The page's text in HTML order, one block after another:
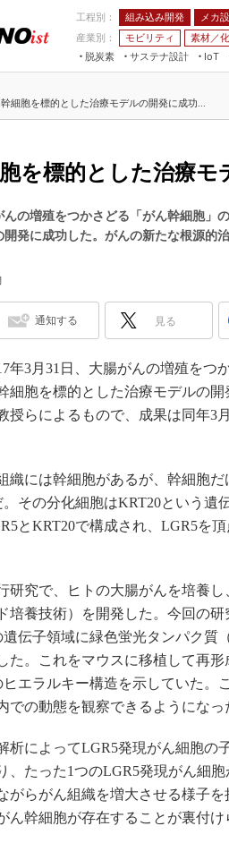
工程別： 組み込み開発 メカ
産業別：
モビリティ 素材／
脱炭素
サステナ設計
IoT
つながる工場AI×設備保全 JIMTOF
IIFES
ジャパン
スマート工
EdgeTech+
日本もの
産業オー
細胞を標的とした治療モデルの開発に成功...
を標的とした治療モ
の増殖をつかさどる「がん幹細胞」
発に成功した。がんの新たな根源的
通知する 見る
年3月31日、大腸がんの増殖をつ
細胞を標的とした治療モデルの
授らによるもので、成果は同年3
には幹細胞があるが、幹細胞だ
その分化細胞はKRT20という遺
とKRT20で構成され、LGR5を
究で、ヒトの大腸がんを培養し
培養技術）を開発した。今回の
伝子領域に緑色蛍光タンパク質
た。これをマウスに移植して再
エラルキー構造を示していた。
での動態を観察できるようになっ
によってLGR5発現がん細胞の
、たった1つのLGR5発現がん細
がらがん組織を増大させる様子
ん幹細胞が存在することが裏付け